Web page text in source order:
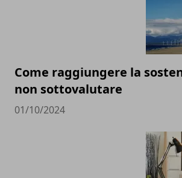
Come raggiungere la
non sottovalutare
01/10/2024